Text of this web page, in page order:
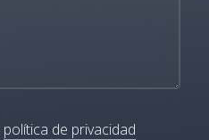
política de privacidad